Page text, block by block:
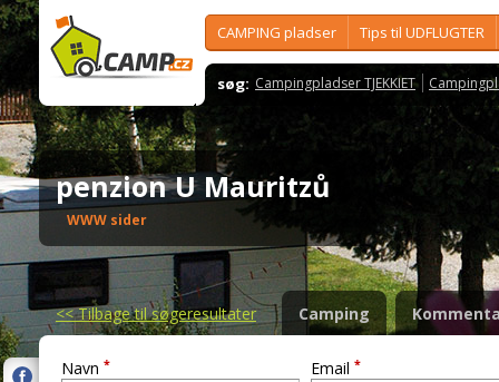
CAMPING pladser Tips til UDFLUGTER
søg: Campingpladser TJEKKIET
penzion U Mauritzů
WWW sider
<<Tilbage til søgeresultater Camping
Navn * Email *